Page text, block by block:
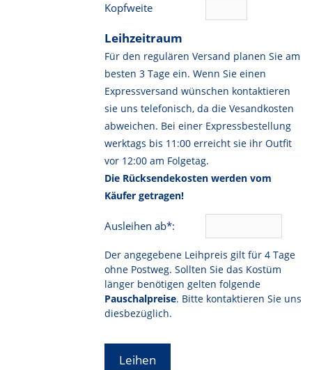
Kopfweite
Leihzeitraum
Für den regulären Versand planen Sie am
besten 3 Tage ein. Wenn Sie einen
Expressversand wünschen kontaktieren
sie uns telefonisch, da die Vesandkosten
abweichen. Bei einer Expressbestellung
werktags bis 11:00 erreicht sie ihr Outfit
vor 12:00 am Folgetag.
Die Rücksendekosten werden vom
Käufer getragen!
Ausleihen ab*:
Der angegebene Leihpreis gilt für 4 Tage
ohne Postweg. Sollten Sie das Kostüm
länger benötigen gelten folgende
Pauschalpreise. Bitte kontaktieren Sie uns
diesbezüglich.
Leihen